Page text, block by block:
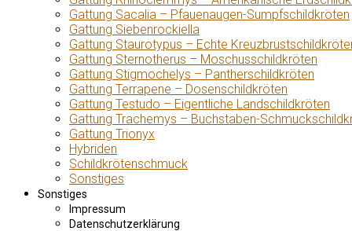
Gattung Sacalia – Pfauenaugen-Sumpfschildkröten
Gattung Siebenrockiella
Gattung Staurotypus – Echte
Gattung Sternotherus – Moschusschildkröten
Gattung Stigmochelys – Pantherschildkröten
Gattung Terrapene – Dosenschildkröten
Gattung Testudo – Eigentliche Landschildkröten
Gattung Trachemys – Buchstaben-
Gattung Trionyx
Hybriden
Schildkrötenschmuck
Sonstiges
Sonstiges
Impressum
Datenschutzerklärung